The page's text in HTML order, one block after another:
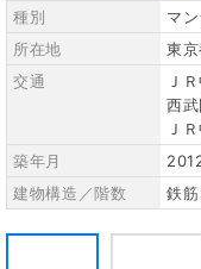
種別
マ
所在地
東
交通
Ｊ
西
Ｊ
築年月
建物構造／階数
鉄